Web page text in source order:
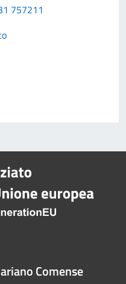
757211
Comense